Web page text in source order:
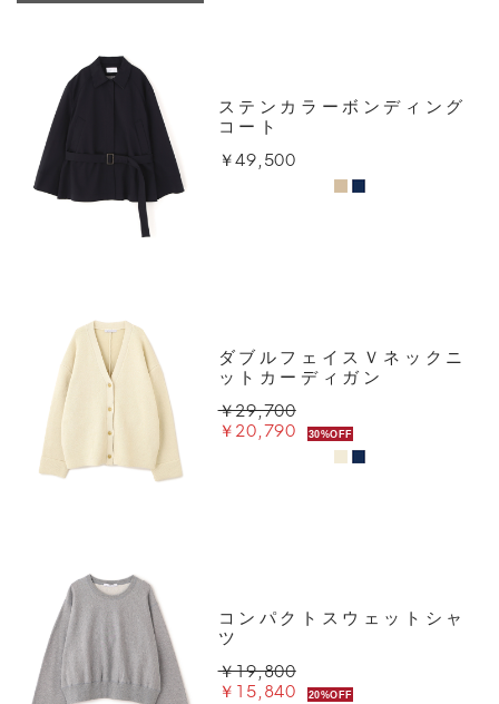
ステンカラーボンディング
コート
￥49,500
ダブルフェイスＶネックニ
ットカーディガン
￥29,700
￥20,790 30%OFF
コンパクトスウェットシャ
ツ
￥19,800
￥15,840 20%OFF